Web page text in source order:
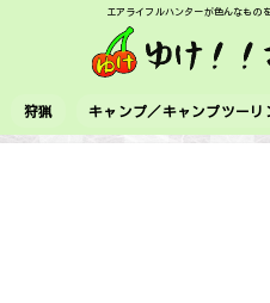
エアライフルハンターが色んなもの
狩猟 キャンプ／キャンプツーリ